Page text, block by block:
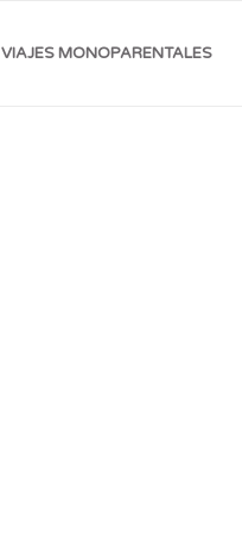
VIAJES MONOPARENTALES